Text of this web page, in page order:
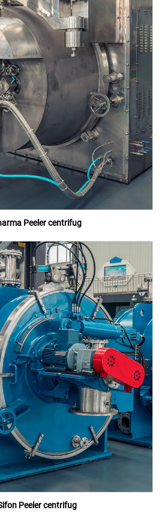
Peeler centrifug
Peeler centrifug